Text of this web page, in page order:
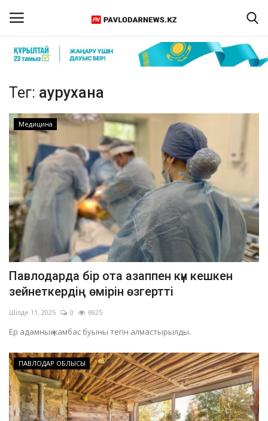
Тіркелу
Бізбен байланыс
ПАВЛОДАР ОБЛЫСЫ
ҚАЗАҚСТАН
ӘЛЕМ
Спорт
ОЙЫН-САУЫҚ
OFFICIAL
Құрылтай
Тілді тандаңыз
Тег: аурухана
Медицина
Павлодарда бір ота азаппен күн кешкен
зейнеткердің өмірін өзгертті
Шілде 11, 2025 0 6925
Ер адамның жамбас буыны тегін алмастырылды.
ПАВЛОДАР ОБЛЫСЫ